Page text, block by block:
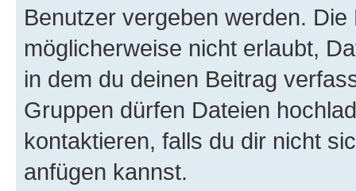
Benutzer vergeben werden.
möglicherweise nicht erlaubt,
in dem du deinen Beitrag
Gruppen dürfen Dateien
kontaktieren, falls du dir nicht
anfügen kannst.